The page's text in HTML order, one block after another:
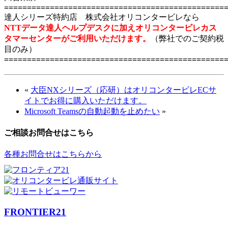
=================================================
達人シリーズ特約店 株式会社オリコンタービレなら
NTTデータ達人ヘルプデスクに加えオリコンタービレカス
タマーセンターがご利用いただけます。
（弊社でのご契約税
目のみ）
=================================================
« 大臣NXシリーズ（応研）はオリコンタービレECサ
イトでお得に購入いただけます。
Microsoft Teamsの自動起動を止めたい »
ご相談お問合せはこちら
各種お問合せはこちらから
FRONTIER21